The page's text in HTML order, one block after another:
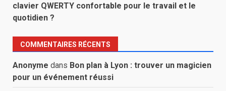
clavier QWERTY confortable pour le travail et le
quotidien ?
COMMENTAIRES RÉCENTS
Anonyme dans Bon plan à Lyon : trouver un magicien
pour un événement réussi